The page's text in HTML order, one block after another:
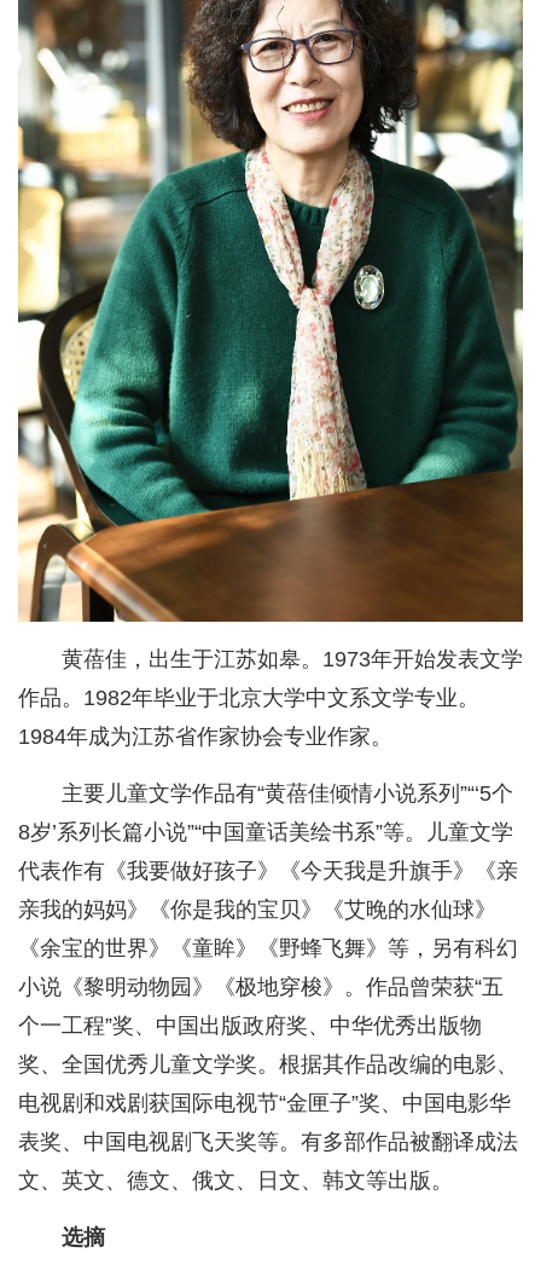
黄蓓佳，出生于江苏如皋。1973年开始发表文学
作品。1982年毕业于北京大学中文系文学专业。
1984年成为江苏省作家协会专业作家。
主要儿童文学作品有“黄蓓佳倾情小说系列”“‘5个
8岁’系列长篇小说”“中国童话美绘书系”等。儿童文学
代表作有《我要做好孩子》《今天我是升旗手》《亲
亲我的妈妈》《你是我的宝贝》《艾晚的水仙球》
《余宝的世界》《童眸》《野蜂飞舞》等，另有科幻
小说《黎明动物园》《极地穿梭》。作品曾荣获“五
个一工程”奖、中国出版政府奖、中华优秀出版物
奖、全国优秀儿童文学奖。根据其作品改编的电影、
电视剧和戏剧获国际电视节“金匣子”奖、中国电影华
表奖、中国电视剧飞天奖等。有多部作品被翻译成法
文、英文、德文、俄文、日文、韩文等出版。
选摘